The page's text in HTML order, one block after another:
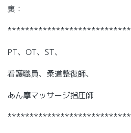
裏：
****************************
PT、OT、ST、
看護職員、柔道整復師、
あん摩マッサージ指圧師
****************************